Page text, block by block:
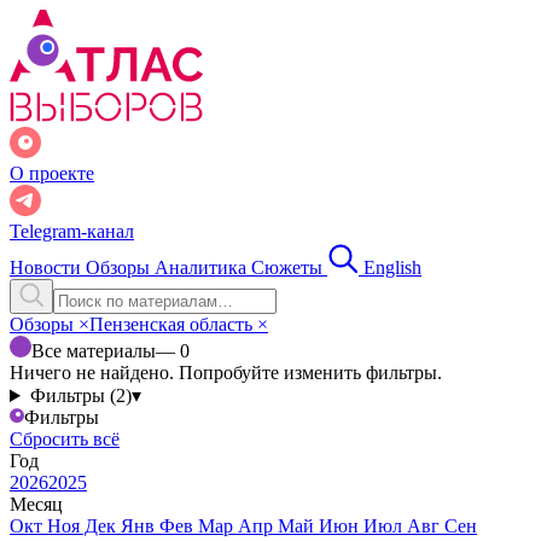
О проекте
Telegram-канал
Новости Обзоры Аналитика Сюжеты English
Обзоры ×Пензенская область ×
Все материалы— 0
Ничего не найдено. Попробуйте изменить фильтры.
Фильтры (2)▾
Фильтры
Сбросить всё
Год
20262025
Месяц
Окт Ноя Дек Янв Фев Мар Апр Май Июн Июл Авг Сен